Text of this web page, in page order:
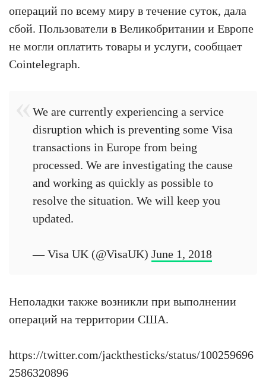
операций по всему миру в течение суток, дала
сбой. Пользователи в Великобритании и Европе
не могли оплатить товары и услуги, сообщает
Cointelegraph.
We are currently experiencing a service
disruption which is preventing some Visa
transactions in Europe from being
processed. We are investigating the cause
and working as quickly as possible to
resolve the situation. We will keep you
updated.
— Visa UK (@VisaUK) June 1, 2018
Неполадки также возникли при выполнении
операций на территории США.
https://twitter.com/jackthesticks/status/100259696
2586320896